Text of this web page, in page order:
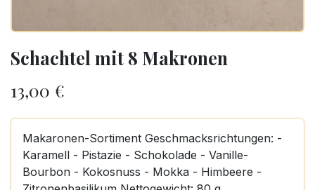
Schachtel mit 8 Makronen
13,00 €
Makaronen-Sortiment Geschmacksrichtungen: -
Karamell - Pistazie - Schokolade - Vanille-
Bourbon - Kokosnuss - Mokka - Himbeere -